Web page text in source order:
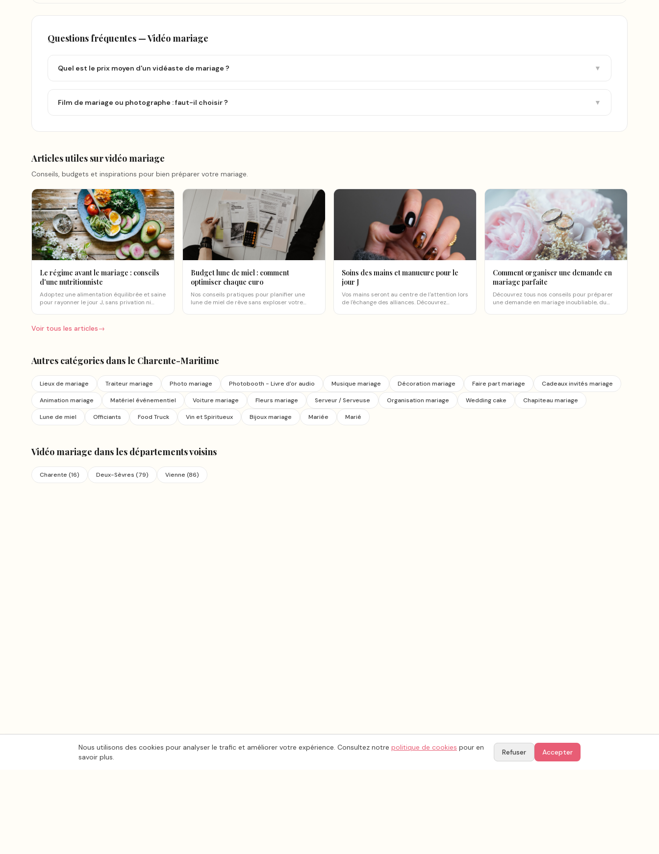
Questions fréquentes —Vidéo mariage
Quel est le prix moyen d'un vidéaste de mariage ? ▼
Film de mariage ou photographe : faut-il choisir ? ▼
Articles utiles survidéo mariage
Conseils, budgets et inspirations pour bien préparer votre mariage.
Le régime avant le mariage : conseils
d'une nutritionniste
Adoptez une alimentation équilibrée et saine
pour rayonner le jour J, sans privation ni
Budget lune de miel : comment
optimiser chaque euro
Nos conseils pratiques pour planifier une
lune de miel de rêve sans exploser votre
Soins des mains et manucure pour le
jour J
Vos mains seront au centre de l'attention lors
de l'échange des alliances. Découvrez
Comment organiser une demande en
mariage parfaite
Découvrez tous nos conseils pour préparer
une demande en mariage inoubliable, du
Voir tous les articles→
Autres catégories dans le Charente-Maritime
Lieux de mariage Traiteur mariage Photo mariage Photobooth - Livre d'or audio Musique mariage Décoration mariage Faire part mariage Cadeaux invités mariage
Animation mariage Matériel événementiel Voiture mariage Fleurs mariage Serveur / Serveuse Organisation mariage Wedding cake Chapiteau mariage
Lune de miel Officiants Food Truck Vin et Spiritueux Bijoux mariage Mariée Marié
Vidéo mariage dans les départements voisins
Charente (16) Deux-Sèvres (79) Vienne (86)
Nous utilisons des cookies pour analyser le trafic et améliorer votre expérience. Consultez notre politique de cookies pour en
savoir plus.
Refuser Accepter